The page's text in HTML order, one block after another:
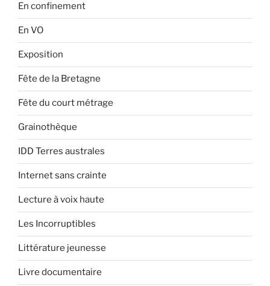
En confinement
En VO
Exposition
Fête de la Bretagne
Fête du court métrage
Grainothèque
IDD Terres australes
Internet sans crainte
Lecture à voix haute
Les Incorruptibles
Littérature jeunesse
Livre documentaire